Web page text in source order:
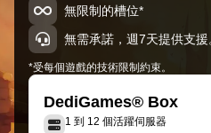
無限制的槽位*
無需承諾，週7天提供支援
*受每個遊戲的技術限制約束。
DediGames® Box
1 到 12 個活躍伺服器